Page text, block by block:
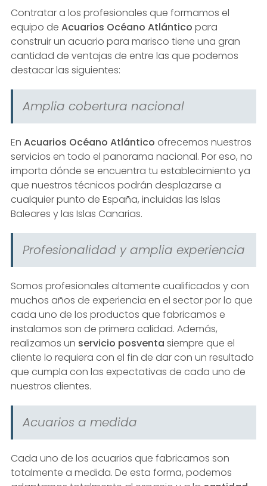
Contratar a los profesionales que formamos el
equipo de Acuarios Océano Atlántico para
construir un acuario para marisco tiene una gran
cantidad de ventajas de entre las que podemos
destacar las siguientes:
Amplia cobertura nacional
En Acuarios Océano Atlántico ofrecemos nuestros
servicios en todo el panorama nacional. Por eso, no
importa dónde se encuentra tu establecimiento ya
que nuestros técnicos podrán desplazarse a
cualquier punto de España, incluidas las Islas
Baleares y las Islas Canarias.
Profesionalidad y amplia experiencia
Somos profesionales altamente cualificados y con
muchos años de experiencia en el sector por lo que
cada uno de los productos que fabricamos e
instalamos son de primera calidad. Además,
realizamos un servicio posventa siempre que el
cliente lo requiera con el fin de dar con un resultado
que cumpla con las expectativas de cada uno de
nuestros clientes.
Acuarios a medida
Cada uno de los acuarios que fabricamos son
totalmente a medida. De esta forma, podemos